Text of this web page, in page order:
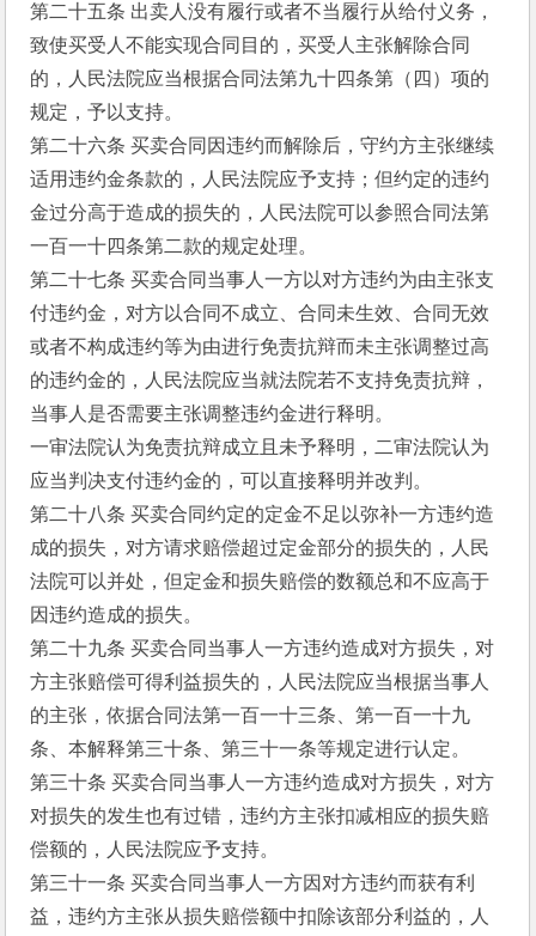
第二十五条 出卖人没有履行或者不当履行从给付义务，
致使买受人不能实现合同目的，买受人主张解除合同
的，人民法院应当根据合同法第九十四条第（四）项的
规定，予以支持。
第二十六条 买卖合同因违约而解除后，守约方主张继续
适用违约金条款的，人民法院应予支持；但约定的违约
金过分高于造成的损失的，人民法院可以参照合同法第
一百一十四条第二款的规定处理。
第二十七条 买卖合同当事人一方以对方违约为由主张支
付违约金，对方以合同不成立、合同未生效、合同无效
或者不构成违约等为由进行免责抗辩而未主张调整过高
的违约金的，人民法院应当就法院若不支持免责抗辩，
当事人是否需要主张调整违约金进行释明。
一审法院认为免责抗辩成立且未予释明，二审法院认为
应当判决支付违约金的，可以直接释明并改判。
第二十八条 买卖合同约定的定金不足以弥补一方违约造
成的损失，对方请求赔偿超过定金部分的损失的，人民
法院可以并处，但定金和损失赔偿的数额总和不应高于
因违约造成的损失。
第二十九条 买卖合同当事人一方违约造成对方损失，对
方主张赔偿可得利益损失的，人民法院应当根据当事人
的主张，依据合同法第一百一十三条、第一百一十九
条、本解释第三十条、第三十一条等规定进行认定。
第三十条 买卖合同当事人一方违约造成对方损失，对方
对损失的发生也有过错，违约方主张扣减相应的损失赔
偿额的，人民法院应予支持。
第三十一条 买卖合同当事人一方因对方违约而获有利
益，违约方主张从损失赔偿额中扣除该部分利益的，人